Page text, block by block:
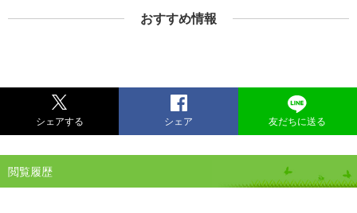
おすすめ情報
シェアする シェア 友だちに送る
閲覧履歴